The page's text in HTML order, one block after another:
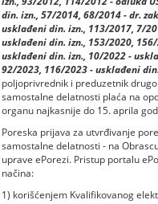
din. izn., 57/2014, 68/2014 - dr.
usklađeni din. izn., 113/2017, 7/
usklađeni din. izn., 153/2020,
usklađeni din. izn., 10/2022 -
92/2023, 116/2023 - usklađeni
poljoprivrednik i preduzetnik
samostalne delatnosti plaća na
organu najkasnije do 15. aprila
Poreska prijava za utvrđivanje
samostalne delatnosti - na
uprave ePorezi. Pristup portalu
načina:
1) korišćenjem Kvalifikovanog